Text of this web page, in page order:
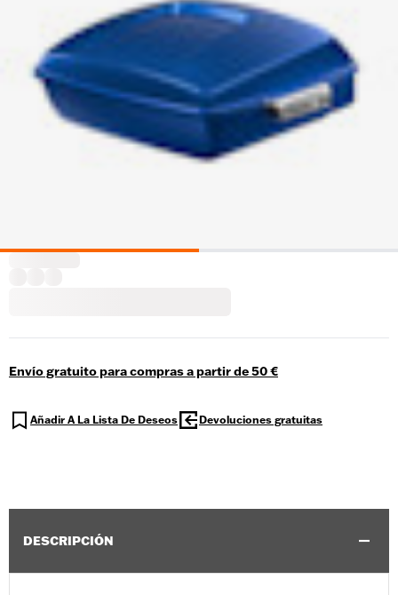
Envío gratuito para compras a partir de 50 €
Añadir A La Lista De Deseos Devoluciones gratuitas
DESCRIPCIÓN